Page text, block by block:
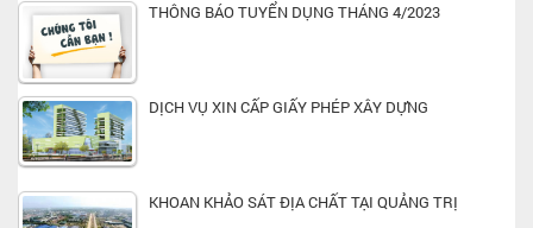
THÔNG BÁO TUYỂN DỤNG THÁNG 4/2023
DỊCH VỤ XIN CẤP GIẤY PHÉP XÂY DỰNG
KHOAN KHẢO SÁT ĐỊA CHẤT TẠI QUẢNG TRỊ